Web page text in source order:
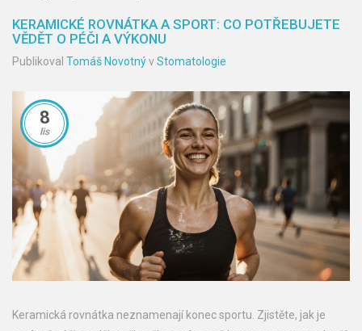
KERAMICKÉ ROVNÁTKA A SPORT: CO POTŘEBUJETE
VĚDĚT O PÉČI A VÝKONU
Publikoval Tomáš NovotnývStomatologie
8
lis
Keramická rovnátka neznamenají konec sportu. Zjistěte, jak je